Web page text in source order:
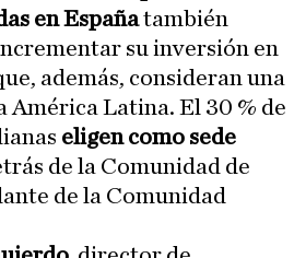
en Españatambién
su inversión en
además, consideran una
América Latina. El 30 % de
eligen como sede
de la Comunidad de
de la Comunidad